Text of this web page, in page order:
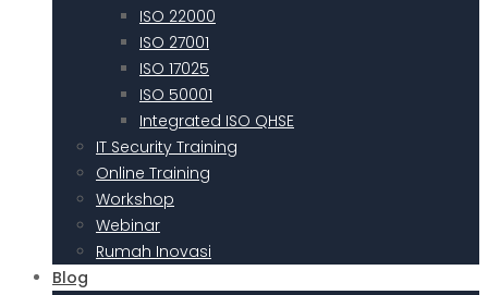
ISO 22000
ISO 27001
ISO 17025
ISO 50001
Integrated ISO QHSE
IT Security Training
Online Training
Workshop
Webinar
Rumah Inovasi
Blog